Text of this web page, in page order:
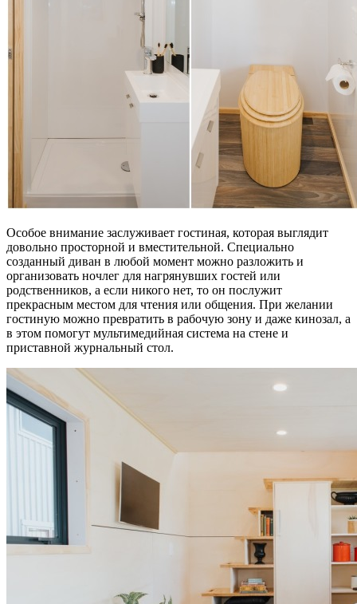
Особое внимание заслуживает гостиная, которая выглядит
довольно просторной и вместительной. Специально
созданный диван в любой момент можно разложить и
организовать ночлег для нагрянувших гостей или
родственников, а если никого нет, то он послужит
прекрасным местом для чтения или общения. При желании
гостиную можно превратить в рабочую зону и даже кинозал, а
в этом помогут мультимедийная система на стене и
приставной журнальный стол.